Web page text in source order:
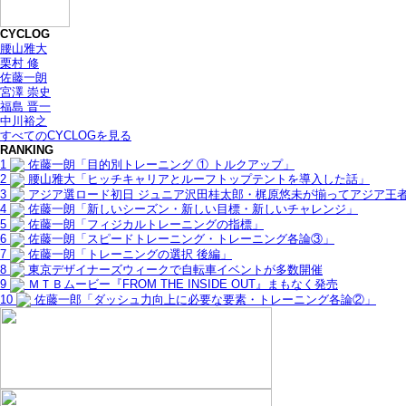
CYCLOG
腰山雅大
栗村 修
佐藤一朗
宮澤 崇史
福島 晋一
中川裕之
すべてのCYCLOGを見る
RANKING
1
佐藤一朗「目的別トレーニング ① トルクアップ」
2
腰山雅大「ヒッチキャリアとルーフトップテントを導入した話」
3
アジア選ロード初日 ジュニア沢田桂太郎・梶原悠未が揃ってアジア王
4
佐藤一朗「新しいシーズン・新しい目標・新しいチャレンジ」
5
佐藤一朗「フィジカルトレーニングの指標」
6
佐藤一朗「スピードトレーニング・トレーニング各論③」
7
佐藤一朗「トレーニングの選択 後編」
8
東京デザイナーズウィークで自転車イベントが多数開催
9
ＭＴＢムービー『FROM THE INSIDE OUT』まもなく発売
10
佐藤一郎「ダッシュ力向上に必要な要素・トレーニング各論②」